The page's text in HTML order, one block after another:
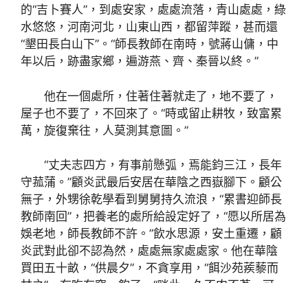
的“吉卜賽人”，到處安家，處處流落，青山處處，綠
水悠悠，河南河北，山東山西，都留萍蹤，甚而還
“墾田長白山下”。“師長教師在南時，號蔣山傭，中
年以后，跡盡家鄉，遍游燕、齊、秦晉以終。”
他在一個處所，住著住著就走了，地不要了，
屋子也不要了，不回來了。“時或留止耕牧，致富累
萬，旋復棄往，人莫測其意圖。”
“丈夫志四方，有事前懸弧，焉能鈞三江，長年
守菰蒲。”顧炎武最后安居在華陰之西嶽腳下。顧公
無子，外甥徐乾學看到舅舅持久流浪，“累書迎師長
教師南回”，把養老的處所給設定好了，“愿以所居為
娛老地，師長教師不許。”飲水思源，安土重遷，顧
炎武對此卻不認為然，處處無家處處家。他在華陰
買田五十畝，“供晨夕”，不貪享用，“餌沙苑蒺藜而